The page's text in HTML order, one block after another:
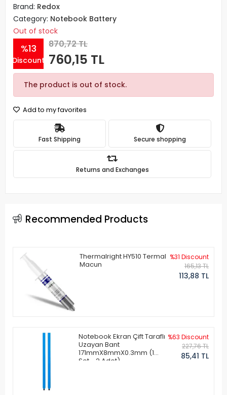
Brand: Redox
Category: Notebook Battery
Out of stock
%13
Discount
870,72 TL
760,15 TL
The product is out of stock.
Add to my favorites
Fast Shipping Secure shopping
Returns and Exchanges
Recommended Products
Thermalright HY510 Termal
Macun
%31 Discount
165,13 TL
113,88 TL
Notebook Ekran Çift Taraflı
Uzayan Bant
171mmX8mmX0.3mm (1
Set - 2 Adet)
%63 Discount
227,76 TL
85,41 TL